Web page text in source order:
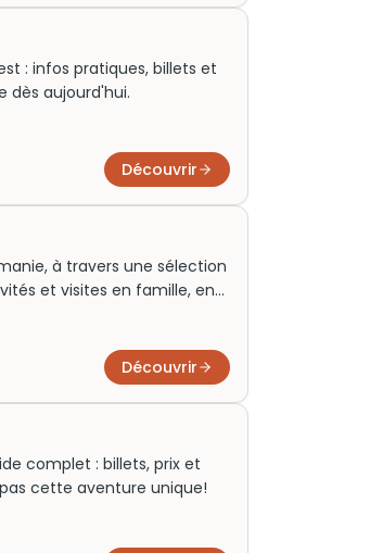
: infos pratiques, billets et
dès aujourd'hui.
Découvrir
à travers une sélection
et visites en famille, en
Découvrir
complet : billets, prix et
cette aventure unique!